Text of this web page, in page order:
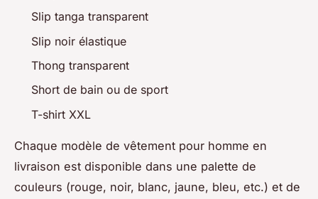
Slip tanga transparent
Slip noir élastique
Thong transparent
Short de bain ou de sport
T-shirt XXL
Chaque modèle de vêtement pour homme en
livraison est disponible dans une palette de
couleurs (rouge, noir, blanc, jaune, bleu, etc.) et de